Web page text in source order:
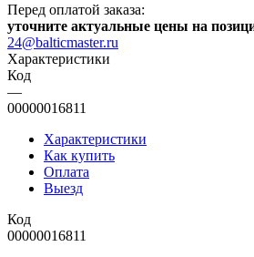
Перед оплатой заказа:
уточните актуальные цены на
24@balticmaster.ru
Характеристики
Код
—
00000016811
Характеристики
Как купить
Оплата
Выезд
Код
00000016811